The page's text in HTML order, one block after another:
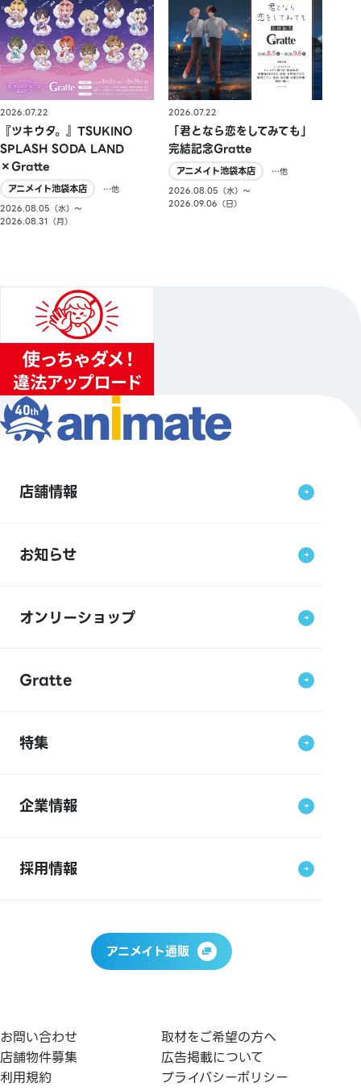
2026.07.22
『ツキウタ。』TSUKINO
SPLASH SODA LAND
×Gratte
アニメイト池袋本店
…他
2026.08.05（水）〜
2026.08.31（月）
2026.07.22
「君となら恋をしてみても」
完結記念Gratte
アニメイト池袋本店
…他
2026.08.05（水）〜
2026.09.06（日）
店舗情報
お知らせ
オンリーショップ
Gratte
特集
企業情報
採用情報
アニメイト通販
お問い合わせ
取材をご希望の方へ
店舗物件募集
広告掲載について
利用規約
プライバシーポリシー